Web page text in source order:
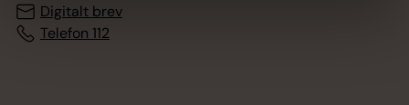
Digitalt brev
Telefon 112